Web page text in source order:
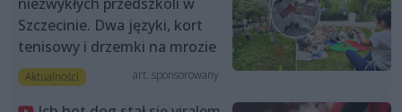
Szczecinie. Dwa języki, kort
tenisowy i drzemki na mrozie
Aktualności art. sponsorowany